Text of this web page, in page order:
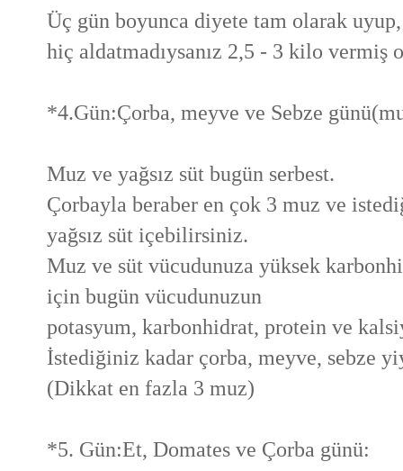
Üç gün boyunca diyete tam olarak
hiç aldatmadıysanız 2,5 - 3 kilo vermiş
*4.Gün:Çorba, meyve ve Sebze
Muz ve yağsız süt bugün serbest.
Çorbayla beraber en çok 3 muz ve
yağsız süt içebilirsiniz.
Muz ve süt vücudunuza yüksek
için bugün vücudunuzun
potasyum, karbonhidrat, protein ve
İstediğiniz kadar çorba, meyve, sebze
(Dikkat en fazla 3 muz)
*5. Gün:Et, Domates ve Çorba günü: